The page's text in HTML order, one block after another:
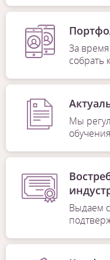
За
собрать
Мы
Выдаем